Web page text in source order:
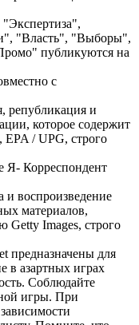
"Власть", "Выборы",
публикуются на
с
републикация и
которое содержит
/ UPG, строго
Я- Корреспондент
и воспроизведение
материалов,
Getty Images, строго
предназначены для
в азартных играх
Соблюдайте
игры. При